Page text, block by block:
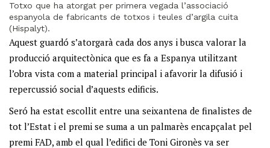
Totxo que ha atorgat per primera vegada l’associació
espanyola de fabricants de totxos i teules d’argila cuita
(Hispalyt).
Aquest guardó s’atorgarà cada dos anys i busca valorar la
producció arquitectònica que es fa a Espanya utilitzant
l’obra vista com a material principal i afavorir la difusió i
repercussió social d’aquests edificis.
Seró ha estat escollit entre una seixantena de finalistes de
tot l’Estat i el premi se suma a un palmarès encapçalat pel
premi FAD, amb el qual l’edifici de Toni Gironès va ser